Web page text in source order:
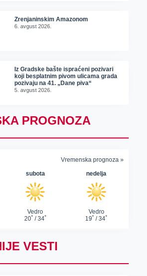
Zrenjaninskim Amazonom
6. avgust 2026.
Iz Gradske bašte ispraćeni pozivari
koji besplatnim pivom ulicama grada
pozivaju na 41. „Dane piva“
5. avgust 2026.
PROGNOZA
VESTI